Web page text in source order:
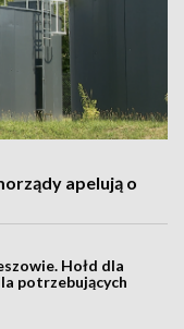
apelują o
Hołd dla
potrzebujących